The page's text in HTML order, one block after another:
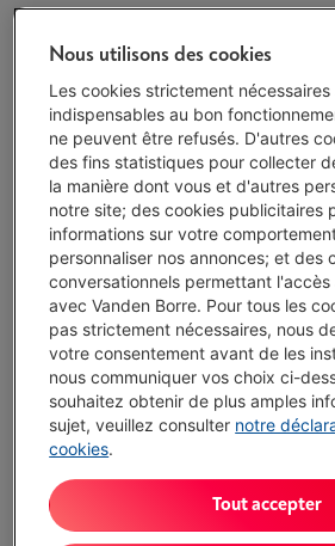
Affichage
Tous les filtres Diagonale d'écran
Testé pour vous
LG G5 OLED EVO 4K 65
OLED65G55LW (2025)
(40)
Diagonale de l'écran: 65 "
Résolution d'écran:
Taux de
Nous utilisons des cookies
Les cookies strictement nécessaires
indispensables au bon
ne peuvent être refusés. D'autres
des fins statistiques pour collecter
la manière dont vous et d'autres
notre site; des cookies publicitaires
informations sur votre
personnaliser nos annonces; et des
conversationnels permettant
avec Vanden Borre. Pour tous les
pas strictement nécessaires, nous
votre consentement avant de les
nous communiquer vos choix ci-
souhaitez obtenir de plus amples
sujet, veuillez consulter notre
cookies.
Tout accepter